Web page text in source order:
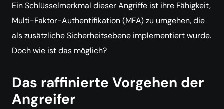
Ein Schlüsselmerkmal dieser Angriffe ist ihre Fähigkeit,
Multi-Faktor-Authentifikation (MFA) zu umgehen, die
als zusätzliche Sicherheitsebene implementiert wurde.
Doch wie ist das möglich?
Das raffinierte Vorgehen der
Angreifer